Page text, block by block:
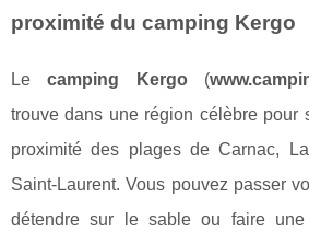
proximité du camping Kergo
Lecamping Kergo(
trouve dans une région célèbre pour
proximité des plages de Carnac,
Saint-Laurent. Vous pouvez passer
détendre sur le sable ou faire une